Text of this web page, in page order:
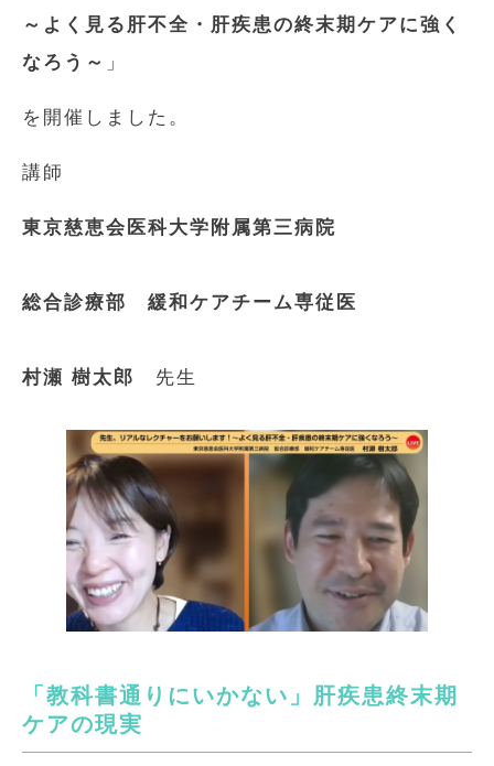
～よく見る肝不全・肝疾患の終末期ケアに強く
なろう～ 」
を開催しました。
講師
東京慈恵会医科大学附属第三病院
総合診療部 緩和ケアチーム専従医
村瀬 樹太郎 先生
「教科書通りにいかない」肝疾患終末期
ケアの現実